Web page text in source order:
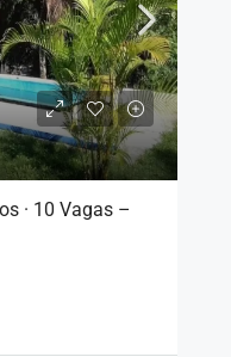
· 10 Vagas –